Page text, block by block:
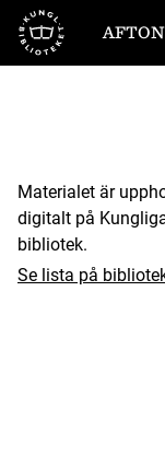
Till startsidan
Materialet är
digitalt på
bibliotek.
Se lista på